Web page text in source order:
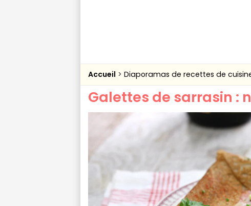
Accueil Diaporamas de recettes de
Galettes de sarrasin :